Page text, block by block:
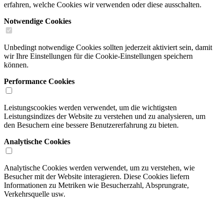
erfahren, welche Cookies wir verwenden oder diese ausschalten.
Notwendige Cookies
Unbedingt notwendige Cookies sollten jederzeit aktiviert sein, damit
wir Ihre Einstellungen für die Cookie-Einstellungen speichern
können.
Performance Cookies
Leistungscookies werden verwendet, um die wichtigsten
Leistungsindizes der Website zu verstehen und zu analysieren, um
den Besuchern eine bessere Benutzererfahrung zu bieten.
Analytische Cookies
Analytische Cookies werden verwendet, um zu verstehen, wie
Besucher mit der Website interagieren. Diese Cookies liefern
Informationen zu Metriken wie Besucherzahl, Absprungrate,
Verkehrsquelle usw.